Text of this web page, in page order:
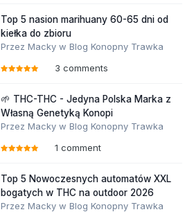
Top 5 nasion marihuany 60-65 dni od
kiełka do zbioru
Przez Macky w Blog Konopny Trawka
3 comments
🌱 THC-THC - Jedyna Polska Marka z
Własną Genetyką Konopi
Przez Macky w Blog Konopny Trawka
1 comment
Top 5 Nowoczesnych automatów XXL
bogatych w THC na outdoor 2026
Przez Macky w Blog Konopny Trawka